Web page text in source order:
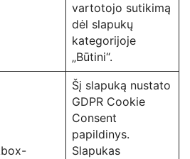
vartotojo sutikimą
dėl slapukų
kategorijoje
„Būtini“.
Šį slapuką nustato
GDPR Cookie
Consent
papildinys.
Slapukas